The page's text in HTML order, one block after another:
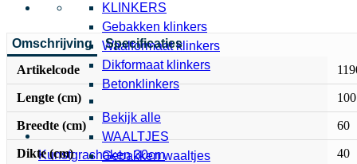
Kunstgrashaken 30cm
KLINKERS
Gebakken klinkers
Waalformaat klinkers
Dikformaat klinkers
Betonklinkers
Bekijk alle
WAALTJES
Gebakken waaltjes
Omschrijving
Specificaties
Artikelcode
Lengte (cm) 100
Breedte (cm) 60
Dikte (cm) 40